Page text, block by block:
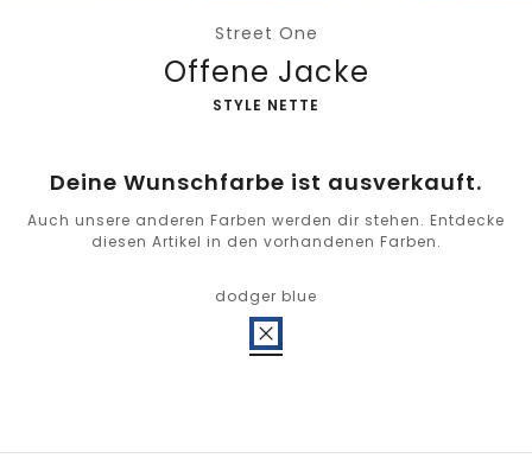
Street One
Offene Jacke
-
STYLE NETTE
Deine Wunschfarbe ist ausverkauft.
Auch unsere anderen Farben werden dir stehen. Entdecke
diesen Artikel in den vorhandenen Farben.
dodger blue